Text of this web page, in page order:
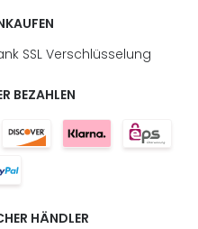
SSL Verschlüsselung
BEZAHLEN
HÄNDLER